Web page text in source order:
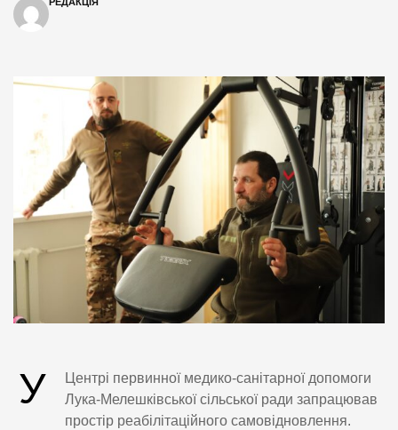
У
Центрі первинної медико-санітарної допомоги
Лука-Мелешківської сільської ради запрацював
простір реабілітаційного самовідновлення.